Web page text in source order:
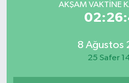
AKŞAM VAKTİNE
8 Ağustos
25 Safer
Süper Lig Puan Durumu
Tüm Manşetler